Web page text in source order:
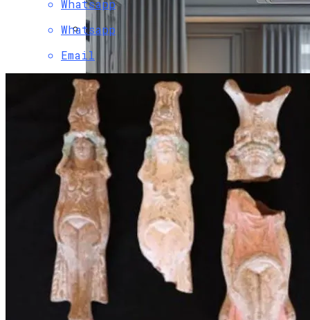
Ученые Назвали Новую Угрозу
Человечеству, Вызванную
Глобальным Потеплением
Как Изучать Библию
Мир Зазеркалья
Whatsapp
Whatsapp
Email